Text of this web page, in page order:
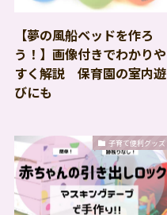
【夢の風船ベッドを作ろ
う！】画像付きでわかりや
すく解説 保育園の室内遊
びにも
子育て便利グッズ